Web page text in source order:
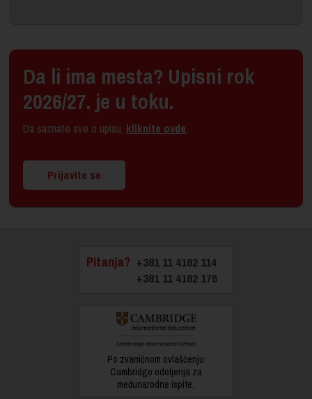
Da li ima mesta? Upisni rok
2026/27. je u toku.
Da saznate sve o upisu, kliknite ovde.
Prijavite se
Pitanja? +381 11 4182 114
+381 11 4182 176
Po zvaničnom ovlašćenju
Cambridge odeljenja za
međunarodne ispite.